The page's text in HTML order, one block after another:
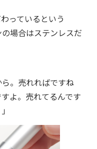
っているという
の場合はステンレスだ
ら。売れればですね
よ。売れてるんです
」